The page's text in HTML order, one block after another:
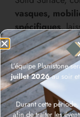
vasques,
spécifiques,
faire et la
L’équipe Planistone
juillet 2026au soir et
Durant cette
afin de traiter les